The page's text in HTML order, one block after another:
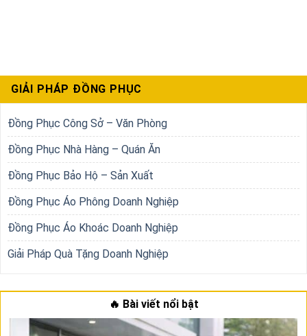
GIẢI PHÁP ĐỒNG PHỤC
Đồng Phục Công Sở – Văn Phòng
Đồng Phục Nhà Hàng – Quán Ăn
Đồng Phục Bảo Hộ – Sản Xuất
Đồng Phục Áo Phông Doanh Nghiệp
Đồng Phục Áo Khoác Doanh Nghiệp
Giải Pháp Quà Tặng Doanh Nghiệp
🔥 Bài viết nổi bật